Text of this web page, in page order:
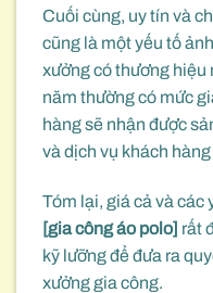
Cuối cùng, uy tín và
cũng là một yếu tố
xưởng có thương hiệu
năm thường có mức
hàng sẽ nhận được
và dịch vụ khách
Tóm lại, giá cả và các
[gia công áo polo] rất
kỹ lưỡng để đưa ra
xưởng gia công.